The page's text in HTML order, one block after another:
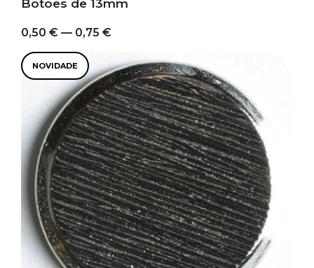
Botões de 13mm
0,50 € — 0,75 €
NOVIDADE